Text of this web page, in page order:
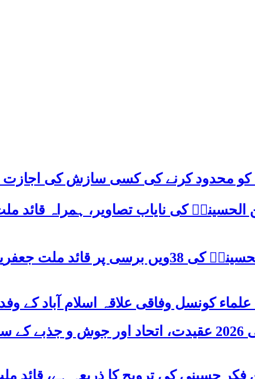
کو محدود کرنے کی کسی سازش کی اجازت
کی نایاب تصاویر، ہمراہ قائد
شہید قائد علامہ عارف حسین الحسینیؒ کی
کونسل وفاقی علاقہ اسلام آباد
پاکستان بھر میں اربعین حسینی 2026 عقیدت، اتحاد